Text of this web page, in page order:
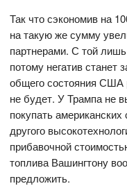
Так что сэкономив на
на такую же сумму
партнерами. С той
потому негатив
общего состояния США
не будет. У Трампа не
покупать
другого
прибавочной
топлива Вашингтону
предложить.